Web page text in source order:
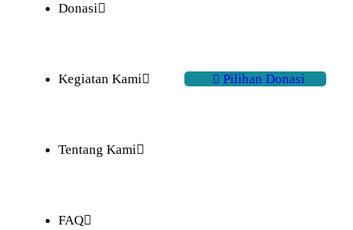
Donasi
Kegiatan Kami
Tentang Kami
FAQ
Pilihan Donasi